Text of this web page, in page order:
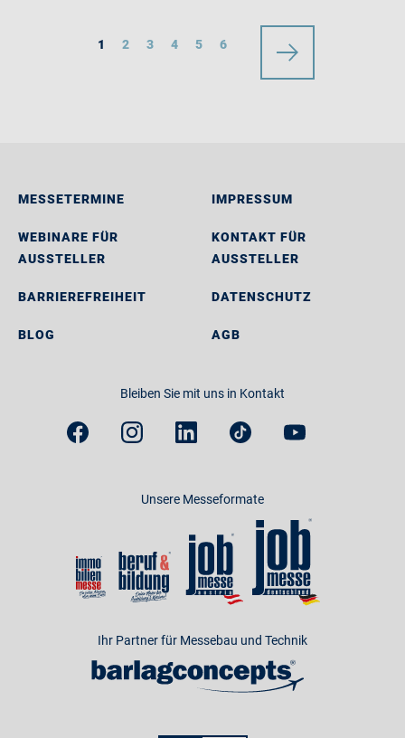
1 2 3 4 5 6
MESSETERMINE
WEBINARE FÜR
AUSSTELLER
BARRIEREFREIHEIT
BLOG
IMPRESSUM
KONTAKT FÜR
AUSSTELLER
DATENSCHUTZ
AGB
Bleiben Sie mit uns in Kontakt
Unsere Messeformate
Ihr Partner für Messebau und Technik